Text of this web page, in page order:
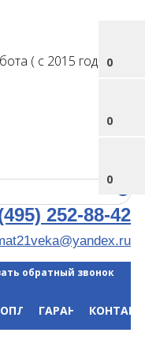
0
0
0
( с 2015 года )
252-88-42
обратный звонок
ОПЛАТАГАРАНТИЯ